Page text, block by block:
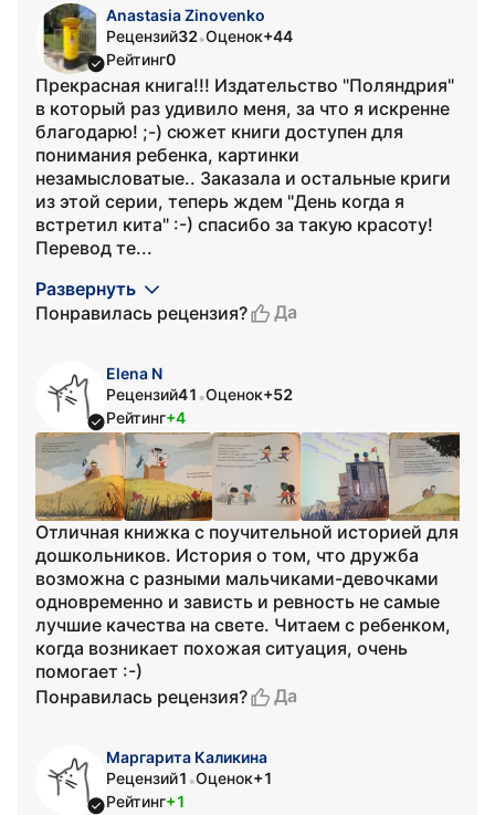
Anastasia Zinovenko
Рецензий32•Оценок+44
Рейтинг0
Прекрасная книга!!! Издательство "Поляндрия"
в который раз удивило меня, за что я искренне
благодарю! ;-) сюжет книги доступен для
понимания ребенка, картинки
незамысловатые.. Заказала и остальные криги
из этой серии, теперь ждем "День когда я
встретил кита" :-) спасибо за такую красоту!
Перевод те...
Развернуть
Понравилась рецензия?
Да
Elena N
Рецензий41 •Оценок+52
Рейтинг+4
Отличная книжка с поучительной историей для
дошкольников. История о том, что дружба
возможна с разными мальчиками-девочками
одновременно и зависть и ревность не самые
лучшие качества на свете. Читаем с ребенком,
когда возникает похожая ситуация, очень
помогает :-)
Понравилась рецензия?
Да
Маргарита Каликина
Рецензий1 •Оценок+1
Рейтинг+1